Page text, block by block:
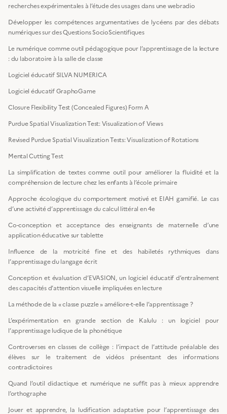
recherches expérimentales à l’étude des usages dans une webradio
Développer les compétences argumentatives de lycéens par des débats
numériques sur des Questions SocioScientifiques
Le numérique comme outil pédagogique pour l’apprentissage de la lecture
: du laboratoire à la salle de classe
Logiciel éducatif SILVA NUMERICA
Logiciel éducatif GraphoGame
Closure Flexibility Test (Concealed Figures) Form A
Purdue Spatial Visualization Test: Visualization of Views
Revised Purdue Spatial Visualization Tests: Visualization of Rotations
Mental Cutting Test
La simplification de textes comme outil pour améliorer la fluidité et la
compréhension de lecture chez les enfants à l’école primaire
Approche écologique du comportement motivé et EIAH gamifié. Le cas
d’une activité d’apprentissage du calcul littéral en 4e
Co-conception et acceptance des enseignants de maternelle d’une
application éducative sur tablette
Influence de la motricité fine et des habiletés rythmiques dans
l’apprentissage du langage écrit
Conception et évaluation d’EVASION, un logiciel éducatif d’entraînement
des capacités d’attention visuelle impliquées en lecture
La méthode de la « classe puzzle » améliore-t-elle l’apprentissage ?
L’expérimentation en grande section de Kalulu : un logiciel pour
l’apprentissage ludique de la phonétique
Controverses en classes de collège : l’impact de l’attitude préalable des
élèves sur le traitement de vidéos présentant des informations
contradictoires
Quand l’outil didactique et numérique ne suffit pas à mieux apprendre
l’orthographe
Jouer et apprendre, la ludification adaptative pour l’apprentissage des